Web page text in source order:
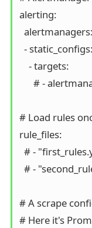
alerting:
  alertmanagers:
  - static_configs:
    - targets:
# -
# Load rules
rule_files:
# -
# -
# A scrape
# Here it's